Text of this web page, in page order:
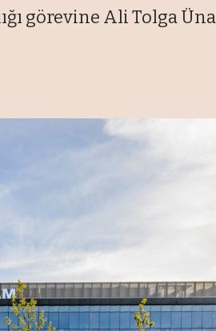
görevine Ali Tolga